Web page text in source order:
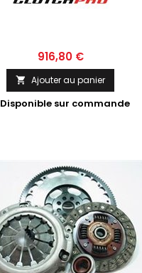
Prix
916,80 €
 Ajouter au panier
Disponible sur commande